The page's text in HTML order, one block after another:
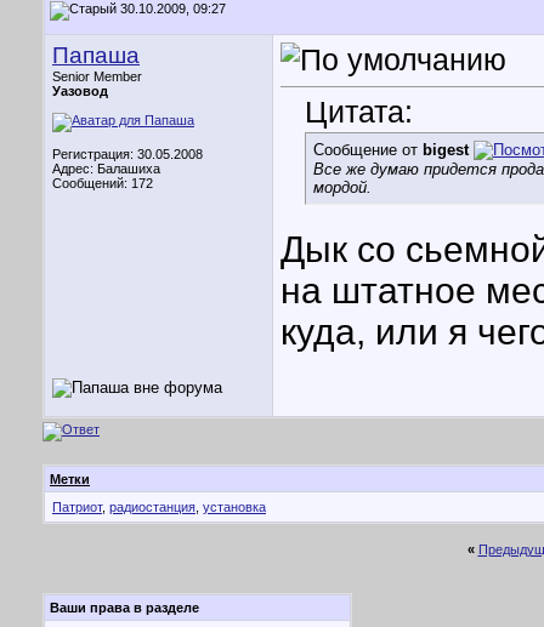
30.10.2009, 09:27
Папаша
Senior Member
Уазовод
Регистрация: 30.05.2008
Адрес: Балашиха
Сообщений: 172
Цитата:
Сообщение от bigest
Все же думаю придется
мордой.
Дык со
на штатное
куда, или я
Метки
Патриот, радиостанция установка
«
Ваши права в разделе